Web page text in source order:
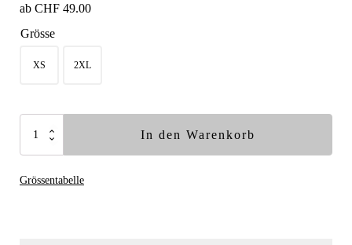
ab CHF 49.00
Grösse
XS 2XL
Tencel-
Neck
In den Warenkorb
Grössentabelle